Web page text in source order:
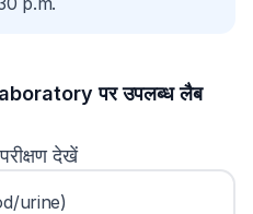
पर उपलब्ध लैब
देखें
urine)